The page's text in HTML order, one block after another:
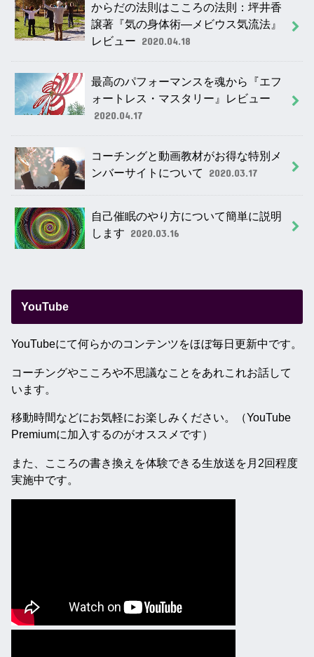
からだの法則はこころの法則：坪井香
譲著『気の身体術―メビウス気流法』
レビュー 2020.04.18
最高のパフォーマンスを魂から『エフ
ォートレス・マスタリー』レビュー
2020.04.17
コーチングと動画教材がお得な特別メ
ンバーサイトについて
2020.03.17
自己催眠のやり方について簡単に説明
します 2020.03.16
YouTube
YouTubeにて何らかのコンテンツをほぼ毎日更新中です。
コーチングやこころや不思議なことをあれこれお話して
います。
移動時間などにお気軽にお楽しみください。（YouTube
Premiumに加入するのがオススメです）
また、こころの書き換えを体験できる生放送を月2回程度
実施中です。